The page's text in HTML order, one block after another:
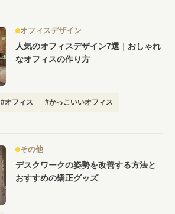
オフィスデザイン
人気のオフィスデザイン7選｜おしゃれ
なオフィスの作り方
#オフィス #かっこいいオフィス
その他
デスクワークの姿勢を改善する方法と
おすすめの矯正グッズ